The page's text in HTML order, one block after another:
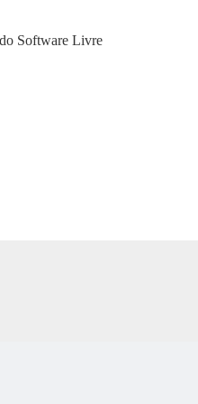
Software Livre